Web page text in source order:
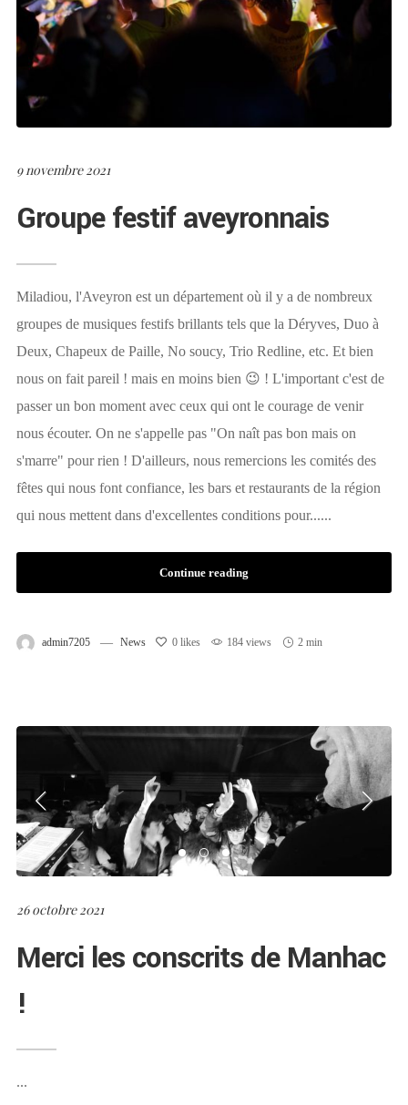
9 novembre 2021
Groupe festif aveyronnais
Miladiou, l'Aveyron est un département où il y a de nombreux
groupes de musiques festifs brillants tels que la Déryves, Duo à
Deux, Chapeux de Paille, No soucy, Trio Redline, etc. Et bien
nous on fait pareil ! mais en moins bien 😉 ! L'important c'est de
passer un bon moment avec ceux qui ont le courage de venir
nous écouter. On ne s'appelle pas "On naît pas bon mais on
s'marre" pour rien ! D'ailleurs, nous remercions les comités des
fêtes qui nous font confiance, les bars et restaurants de la région
qui nous mettent dans d'excellentes conditions pour......
Continue reading
admin7205 News 0 likes 184 views 2 min
26 octobre 2021
Merci les conscrits de Manhac
!
...